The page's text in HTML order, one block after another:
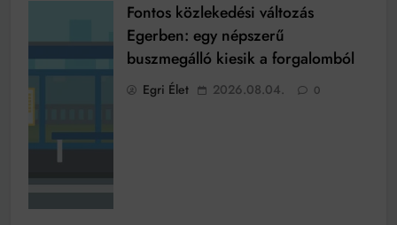
Fontos közlekedési változás
Egerben: egy népszerű
buszmegálló kiesik a forgalomból
Egri Élet 2026.08.04. 0